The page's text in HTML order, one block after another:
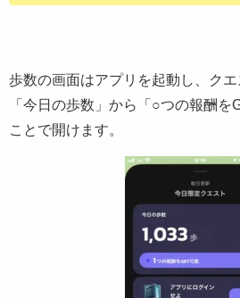
歩数の画面はアプリを起動し、ク
「今日の歩数」から「○つの報酬を
ことで開けます。